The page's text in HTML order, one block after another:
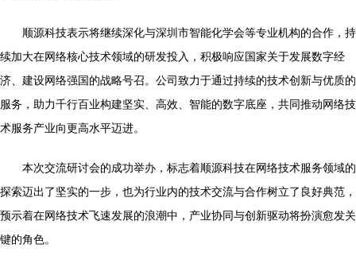
顺源科技表示将继续深化与深圳市智能化学会等专业机构的合作，持
续加大在网络核心技术领域的研发投入，积极响应国家关于发展数字经
济、建设网络强国的战略号召。公司致力于通过持续的技术创新与优质的
服务，助力千行百业构建坚实、高效、智能的数字底座，共同推动网络技
术服务产业向更高水平迈进。
本次交流研讨会的成功举办，标志着顺源科技在网络技术服务领域的
探索迈出了坚实的一步，也为行业内的技术交流与合作树立了良好典范，
预示着在网络技术飞速发展的浪潮中，产业协同与创新驱动将扮演愈发关
键的角色。